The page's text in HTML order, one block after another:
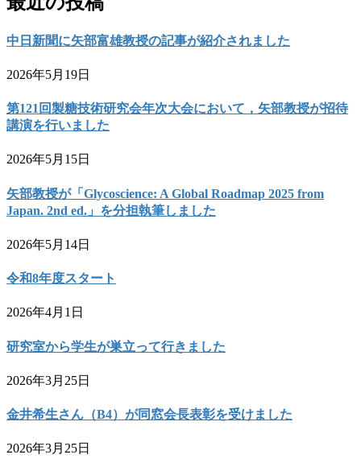
中日新聞に矢部富雄教授の記事が紹介されました
2026年5月19日
第121回製糖技術研究会年次大会において，矢部教授が招待
講演を行いました
2026年5月15日
矢部教授が「Glycoscience: A Global Roadmap 2025 from
Japan. 2nd ed.」を分担執筆しました
2026年5月14日
令和8年度スタート
2026年4月1日
研究室から学生が巣立って行きました
2026年3月25日
金井希生さん（B4）が同窓会長表彰を受けました
2026年3月25日